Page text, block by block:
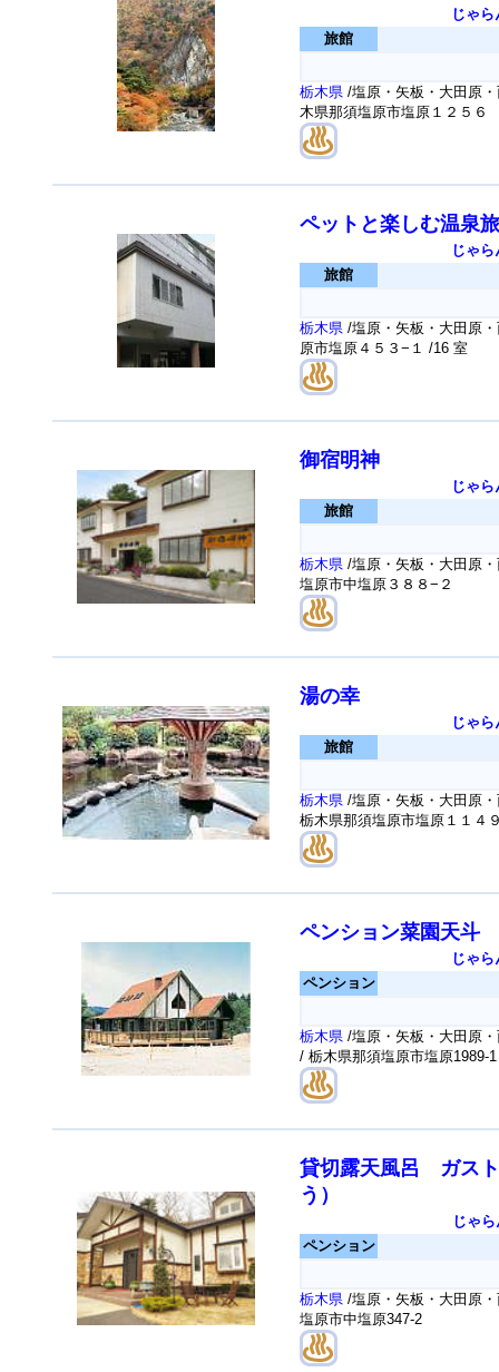
じゃら
旅館
栃木県 /塩原・矢板・大田原
木県那須塩原市塩原１２５６
ペットと楽しむ温泉
じゃら
旅館
栃木県 /塩原・矢板・大田原
原市塩原４５３−１ /16 室
御宿明神
じゃら
旅館
栃木県 /塩原・矢板・大田原
塩原市中塩原３８８−２
湯の幸
じゃら
旅館
栃木県 /塩原・矢板・大田原
栃木県那須塩原市塩原１１４
ペンション菜園天斗
じゃら
ペンション
栃木県 /塩原・矢板・大田原
/ 栃木県那須塩原市塩原1989-1
貸切露天風呂 ガス
う）
じゃ
ペンション
栃木県 /塩原・矢板・大田原
塩原市中塩原347-2